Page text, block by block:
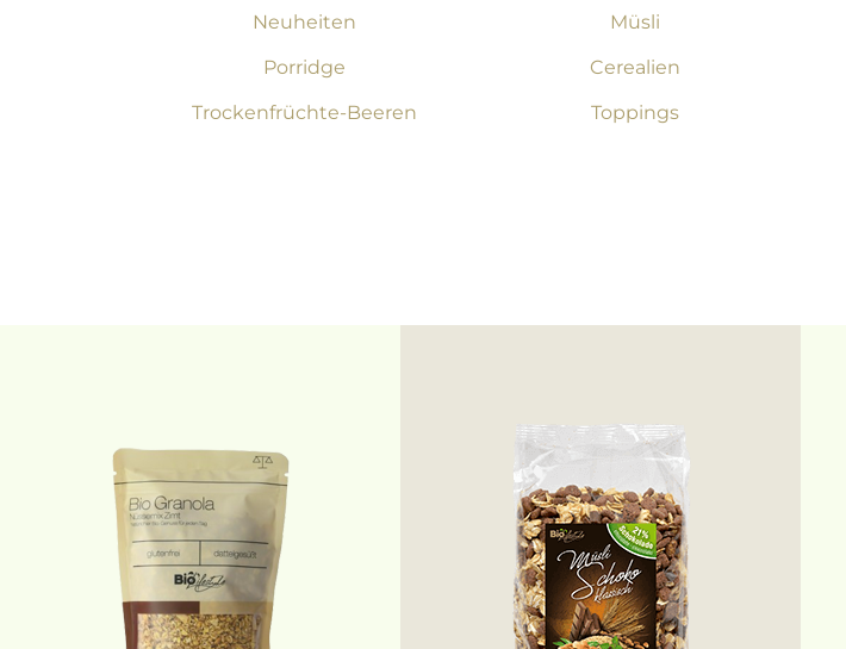
Neuheiten Müsli
Porridge
Cerealien
Trockenfrüchte-Beeren
Toppings